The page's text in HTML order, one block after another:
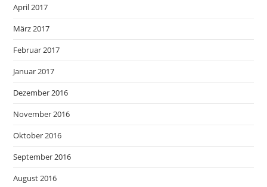
April 2017
März 2017
Februar 2017
Januar 2017
Dezember 2016
November 2016
Oktober 2016
September 2016
August 2016